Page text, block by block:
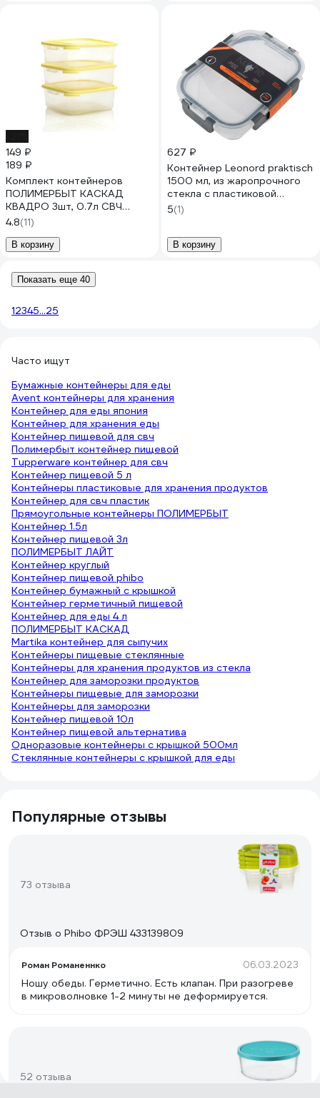
149 ₽
189 ₽
Комплект контейнеров
ПОЛИМЕРБЫТ КАСКАД
КВАДРО 3шт, 0.7л СВЧ
4364001
4.8(11)
В корзину
627 ₽
Контейнер Leonord praktisch
1500 мл, из жаропрочного
стекла с пластиковой
крышкой со съёмными
защёлками 106072
5(1)
В корзину
Показать еще 40
12345...25
Часто ищут
Бумажные контейнеры для еды
Avent контейнеры для хранения
Контейнер для еды япония
Контейнер для хранения еды
Контейнер пищевой для свч
Полимербыт контейнер пищевой
Tupperware контейнер для свч
Контейнер пищевой 5 л
Контейнеры пластиковые для хранения продуктов
Контейнер для свч пластик
Прямоугольные контейнеры ПОЛИМЕРБЫТ
Контейнер 1.5л
Контейнер пищевой 3л
ПОЛИМЕРБЫТ ЛАЙТ
Контейнер круглый
Контейнер пищевой phibo
Контейнер бумажный с крышкой
Контейнер герметичный пищевой
Контейнер для еды 4 л
ПОЛИМЕРБЫТ КАСКАД
Martika контейнер для сыпучих
Контейнеры пищевые стеклянные
Контейнеры для хранения продуктов из стекла
Контейнер для заморозки продуктов
Контейнеры пищевые для заморозки
Контейнеры для заморозки
Контейнер пищевой 10л
Контейнер пищевой альтернатива
Одноразовые контейнеры с крышкой 500мл
Стеклянные контейнеры с крышкой для еды
Популярные отзывы
73 отзыва
Отзыв о Phibo ФРЭШ 433139809
Роман Романеннко 06.03.2023
Ношу обеды. Герметично. Есть клапан. При разогреве
в микроволновке 1-2 минуты не деформируется.
52 отзыва